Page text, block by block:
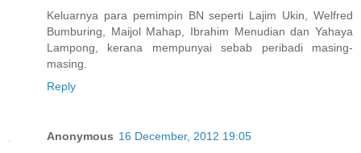
Keluarnya para pemimpin BN seperti Lajim Ukin, Welfred
Bumburing, Maijol Mahap, Ibrahim Menudian dan Yahaya
Lampong, kerana mempunyai sebab peribadi masing-
masing.
Reply
Anonymous 16 December, 2012 19:05